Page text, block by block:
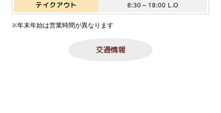
テイクアウト
8:30～18:00 L.O
※年末年始は営業時間が異なります
交通情報